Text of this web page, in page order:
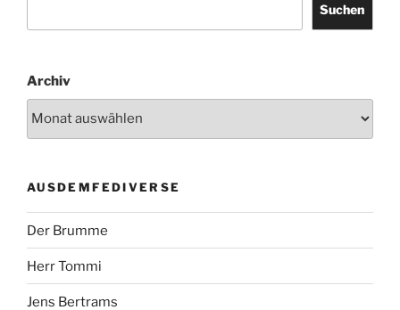
Suchen
Archiv
AUSDEMFEDIVERSE
Der Brumme
Herr Tommi
Jens Bertrams